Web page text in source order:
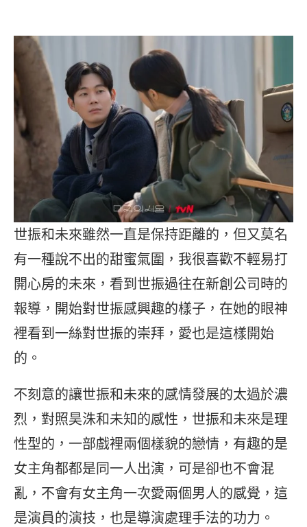
世振和未來雖然一直是保持距離的，但又莫名
有一種說不出的甜蜜氣圍，我很喜歡不輕易打
開心房的未來，看到世振過往在新創公司時的
報導，開始對世振感興趣的樣子，在她的眼神
裡看到一絲對世振的崇拜，愛也是這樣開始
的。
不刻意的讓世振和未來的感情發展的太過於濃
烈，對照昊洙和未知的感性，世振和未來是理
性型的，一部戲裡兩個樣貌的戀情，有趣的是
女主角都都是同一人出演，可是卻也不會混
亂，不會有女主角一次愛兩個男人的感覺，這
是演員的演技，也是導演處理手法的功力。